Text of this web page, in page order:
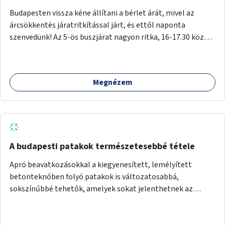
Budapesten vissza kéne állítani a bérlet árát, mivel az
árcsökkentés járatritkítással járt, és ettől naponta
szenvedünk! Az 5-ös buszjárat nagyon ritka, 16-17.30 között
kell utaznunk, gyerekkel együtt minden nap. Sokkal többet
érnénk vele, ha növelnék a bérlet árát és gyakorítanák a
megéreznénk.
Megnézem
A budapesti patakok természetesebbé tétele
Apró beavatkozásokkal a kiegyenesített, lemélyített
betonteknőben folyó patakok is változatosabbá,
sokszínűbbé tehetők, amelyek sokat jelenthetnek az